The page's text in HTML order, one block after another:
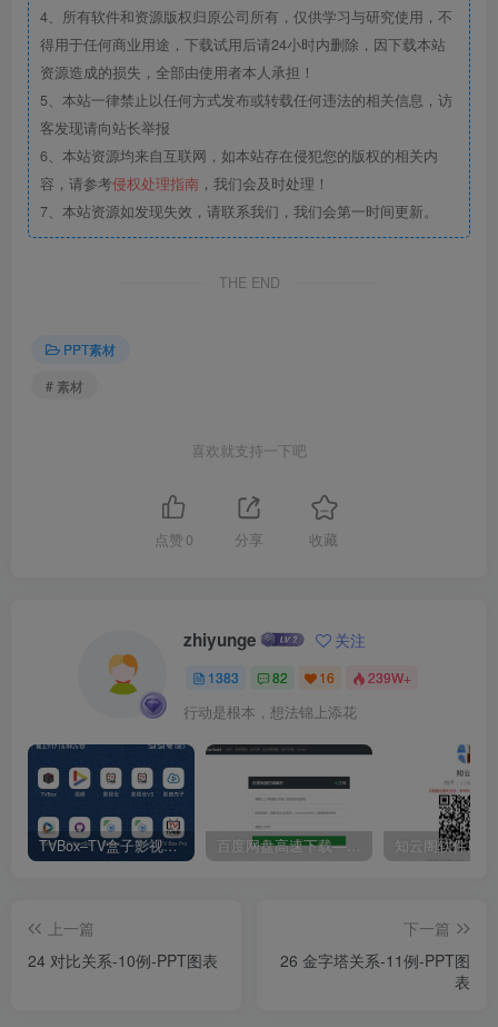
4、所有软件和资源版权归原公司所有，仅供学习与研究使用，不
得用于任何商业用途，下载试用后请24小时内删除，因下载本站
资源造成的损失，全部由使用者本人承担！
5、本站一律禁止以任何方式发布或转载任何违法的相关信息，访
客发现请向站长举报
6、本站资源均来自互联网，如本站存在侵犯您的版权的相关内
容，请参考侵权处理指南 ，我们会及时处理！
7、本站资源如发现失效，请联系我们，我们会第一时间更新。
THE END
PPT素材
# 素材
喜欢就支持一下吧
点赞 0 分享 收藏
zhiyunge 关注
1383 82 16 239W+
行动是根本，想法锦上添花
TVBox–TV盒子影视神器【附视频源和下载地址】【附自带源软件】 百度网盘高速下载——解析站点汇总
上一篇
24 对比关系-10例-PPT图表
下一篇
26 金字塔关系-11例-PPT图
表